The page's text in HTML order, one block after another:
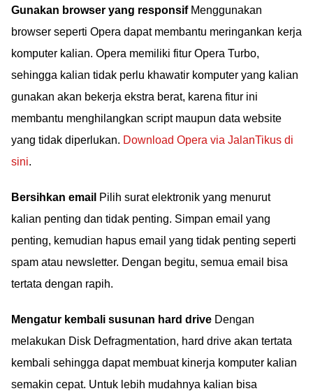
Gunakan browser yang responsifMenggunakan
browser seperti Opera dapat membantu meringankan kerja
komputer kalian. Opera memiliki fitur Opera Turbo,
sehingga kalian tidak perlu khawatir komputer yang kalian
gunakan akan bekerja ekstra berat, karena fitur ini
membantu menghilangkan script maupun data website
yang tidak diperlukan. Download Opera via JalanTikus di
sini.
Bersihkan email Pilih surat elektronik yang menurut
kalian penting dan tidak penting. Simpan email yang
penting, kemudian hapus email yang tidak penting seperti
spam atau newsletter. Dengan begitu, semua email bisa
tertata dengan rapih.
Mengatur kembali susunan hard drive Dengan
melakukan Disk Defragmentation, hard drive akan tertata
kembali sehingga dapat membuat kinerja komputer kalian
semakin cepat. Untuk lebih mudahnya kalian bisa